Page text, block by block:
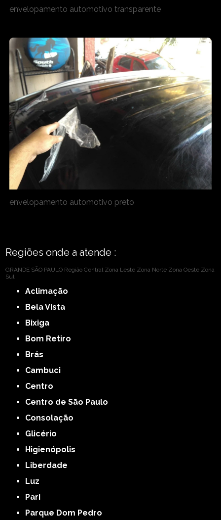
envelopamento automotivo transparente
envelopamento automotivo preto
Regiões onde a atende :
GRANDE SÃO PAULO Região Central Zona Leste Zona Norte Zona Oeste Zona
Sul
Aclimação
Bela Vista
Bixiga
Bom Retiro
Brás
Cambuci
Centro
Centro de São Paulo
Consolação
Glicério
Higienópolis
Liberdade
Luz
Pari
Parque Dom Pedro